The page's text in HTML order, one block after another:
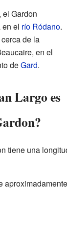
el Gardon
en el río Ródano.
de la
en el
deGard.
Largo es
tiene una